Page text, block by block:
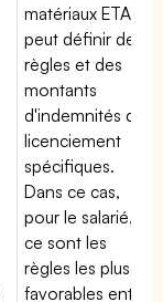
matériaux ETAM
peut définir des
règles et des
montants
d'indemnités de
licenciement
spécifiques.
Dans ce cas,
pour le salarié,
ce sont les
règles les plus
favorables entre